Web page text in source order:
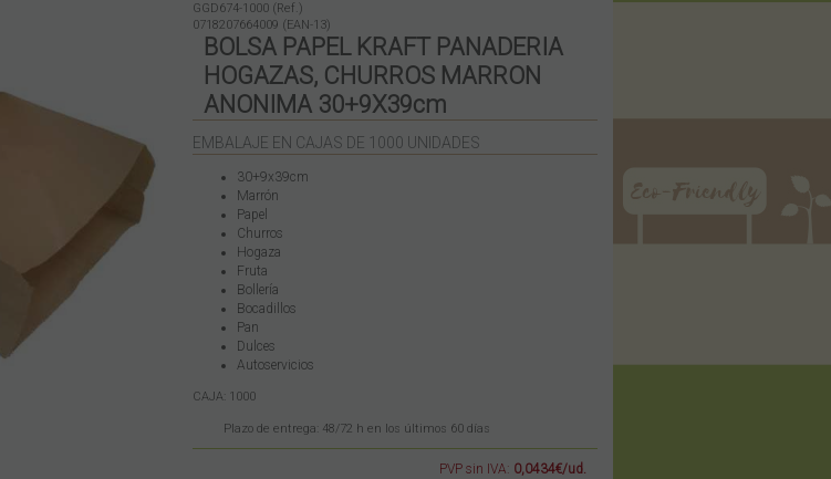
GGD674-1000 (Ref.)
0718207664009 (EAN-13)
BOLSA PAPEL KRAFT PANADERIA
HOGAZAS, CHURROS MARRON
ANONIMA 30+9X39cm
EMBALAJE EN CAJAS DE 1000 UNIDADES
30+9x39cm
Marrón
Papel
Churros
Hogaza
Fruta
Bollería
Bocadillos
Pan
Dulces
Autoservicios
CAJA: 1000
Plazo de entrega: 48/72 h en los últimos 60 días
PVP sin IVA: 0,0434€/ud.